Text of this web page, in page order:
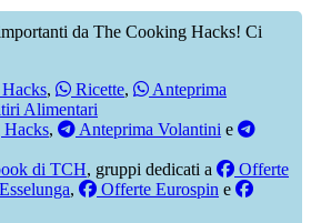
da The Cooking Hacks! Ci
, Ricette,
Anteprima
Alimentari
, Anteprima Volantini e
di TCH, gruppi dedicati a
Offerte
, Offerte Eurospin e